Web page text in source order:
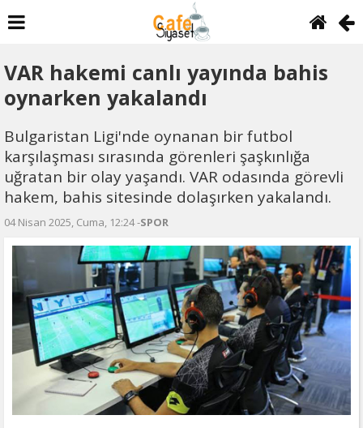
VAR hakemi canlı yayında bahis
oynarken yakalandı
Bulgaristan Ligi'nde oynanan bir futbol
karşılaşması sırasında görenleri şaşkınlığa
uğratan bir olay yaşandı. VAR odasında görevli
hakem, bahis sitesinde dolaşırken yakalandı.
04 Nisan 2025, Cuma, 12:24 -SPOR